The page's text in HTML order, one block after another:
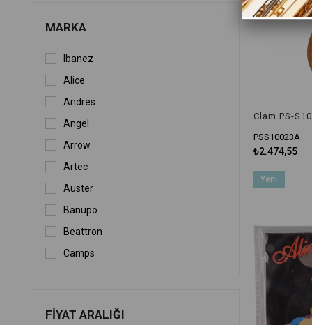
Gitar Setleri
MARKA
Ibanez
Alice
Andres
Angel
Arrow
Artec
Auster
Banupo
Beattron
Camps
Clam
FIYAT ARALIĞI
Clam PS-
PSS10023A
₺2.474,55
Yeni